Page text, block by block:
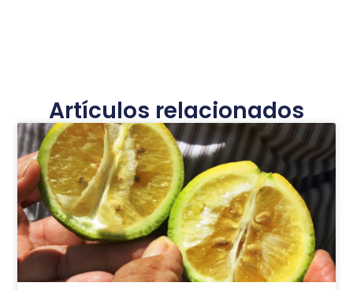
Artículos relacionados